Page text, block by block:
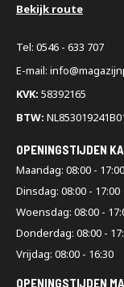
Bekijk route
Tel: 0546 - 633 707
E-mail:
KVK: 58392165
BTW:
OPENINGSTIJDEN
Maandag: 08:00 - 17:00
Dinsdag: 08:00 - 17:00
Woensdag: 08:00 -
Donderdag: 08:00 -
Vrijdag: 08:00 - 16:30
OPENINGSTIJDEN